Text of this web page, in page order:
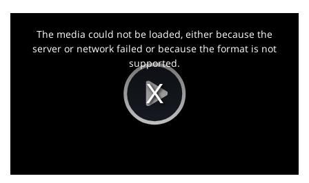
Play
This
The media could not be loaded, either because the
server or network failed or because the format is not
supported.